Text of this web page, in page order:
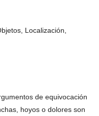
Localización,
de equivocación
hoyos o dolores son